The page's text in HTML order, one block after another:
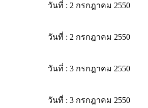
วันที่ : 2 กรกฎาคม 2550
วันที่ : 2 กรกฎาคม 2550
วันที่ : 3 กรกฎาคม 2550
วันที่ : 3 กรกฎาคม 2550